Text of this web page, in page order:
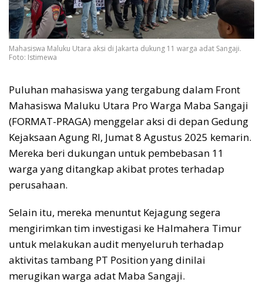
Mahasiswa Maluku Utara aksi di Jakarta dukung 11 warga adat Sangaji.
Foto: Istimewa
Puluhan mahasiswa yang tergabung dalam Front
Mahasiswa Maluku Utara Pro Warga Maba Sangaji
(FORMAT-PRAGA) menggelar aksi di depan Gedung
Kejaksaan Agung RI, Jumat 8 Agustus 2025 kemarin.
Mereka beri dukungan untuk pembebasan 11
warga yang ditangkap akibat protes terhadap
perusahaan.
Selain itu, mereka menuntut Kejagung segera
mengirimkan tim investigasi ke Halmahera Timur
untuk melakukan audit menyeluruh terhadap
aktivitas tambang PT Position yang dinilai
merugikan warga adat Maba Sangaji.